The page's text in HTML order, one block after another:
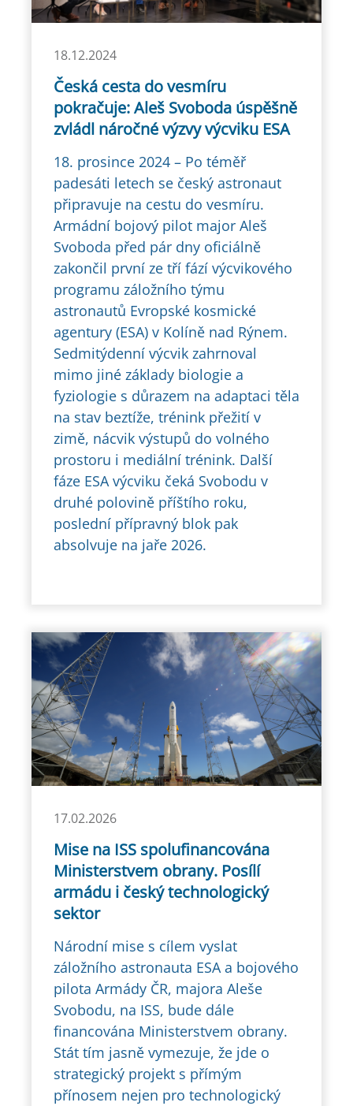
18.12.2024
Česká cesta do vesmíru
pokračuje: Aleš Svoboda úspěšně
zvládl náročné výzvy výcviku ESA
18. prosince 2024 – Po téměř
padesáti letech se český astronaut
připravuje na cestu do vesmíru.
Armádní bojový pilot major Aleš
Svoboda před pár dny oficiálně
zakončil první ze tří fází výcvikového
programu záložního týmu
astronautů Evropské kosmické
agentury (ESA) v Kolíně nad Rýnem.
Sedmitýdenní výcvik zahrnoval
mimo jiné základy biologie a
fyziologie s důrazem na adaptaci těla
na stav beztíže, trénink přežití v
zimě, nácvik výstupů do volného
prostoru i mediální trénink. Další
fáze ESA výcviku čeká Svobodu v
druhé polovině příštího roku,
poslední přípravný blok pak
absolvuje na jaře 2026.
17.02.2026
Mise na ISS spolufinancována
Ministerstvem obrany. Posílí
armádu i český technologický
sektor
Národní mise s cílem vyslat
záložního astronauta ESA a bojového
pilota Armády ČR, majora Aleše
Svobodu, na ISS, bude dále
financována Ministerstvem obrany.
Stát tím jasně vymezuje, že jde o
strategický projekt s přímým
přínosem nejen pro technologický